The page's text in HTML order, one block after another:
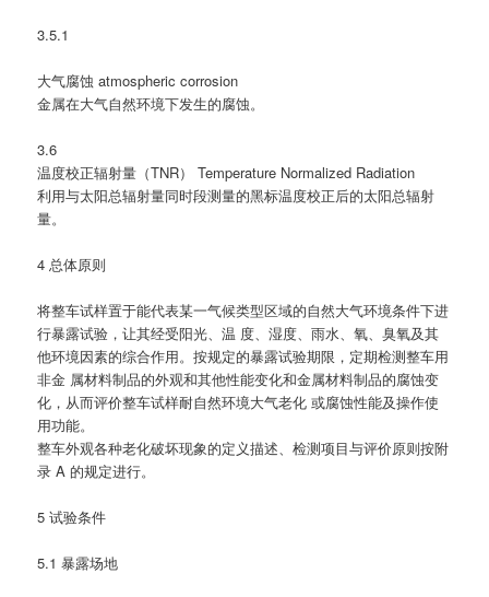
3.5.1
大气腐蚀 atmospheric corrosion
金属在大气自然环境下发生的腐蚀。
3.6
温度校正辐射量（TNR） Temperature Normalized Radiation
利用与太阳总辐射量同时段测量的黑标温度校正后的太阳总辐射
量。
4 总体原则
将整车试样置于能代表某一气候类型区域的自然大气环境条件下进
行暴露试验，让其经受阳光、温 度、湿度、雨水、氧、臭氧及其
他环境因素的综合作用。按规定的暴露试验期限，定期检测整车用
非金 属材料制品的外观和其他性能变化和金属材料制品的腐蚀变
化，从而评价整车试样耐自然环境大气老化 或腐蚀性能及操作使
用功能。
整车外观各种老化破坏现象的定义描述、检测项目与评价原则按附
录 A 的规定进行。
5 试验条件
5.1 暴露场地